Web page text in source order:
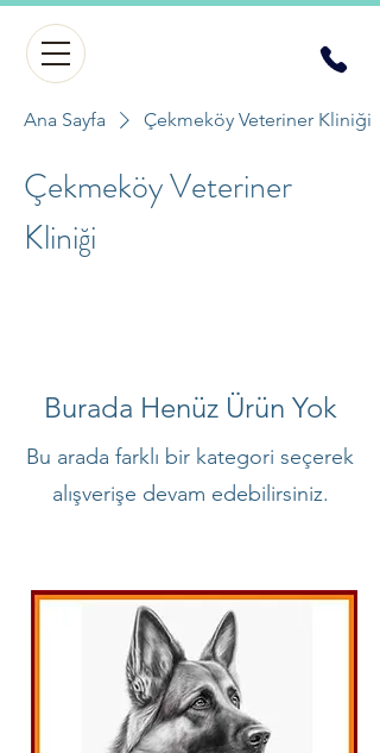
Ana Sayfa Çekmeköy Veteriner Kliniği
Çekmeköy Veteriner
Kliniği
Burada Henüz Ürün Yok
Bu arada farklı bir kategori seçerek
alışverişe devam edebilirsiniz.